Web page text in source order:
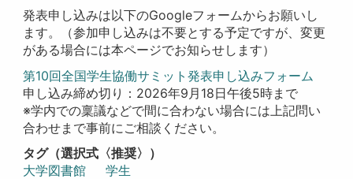
発表申し込みは以下のGoogleフォームからお願いし
ます。（参加申し込みは不要とする予定ですが、変更
がある場合には本ページでお知らせします）
第10回全国学生協働サミット発表申し込みフォーム
申し込み締め切り：2026年9月18日午後5時まで
※学内での稟議などで間に合わない場合には上記問い
合わせまで事前にご相談ください。
タグ（選択式〈推奨〉）
大学図書館
学生